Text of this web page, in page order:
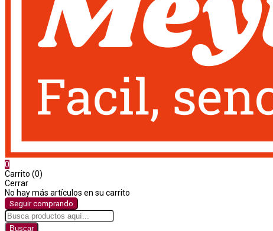
0
Carrito (0)
Cerrar
No hay más artículos en su carrito
Seguir comprando
Buscar